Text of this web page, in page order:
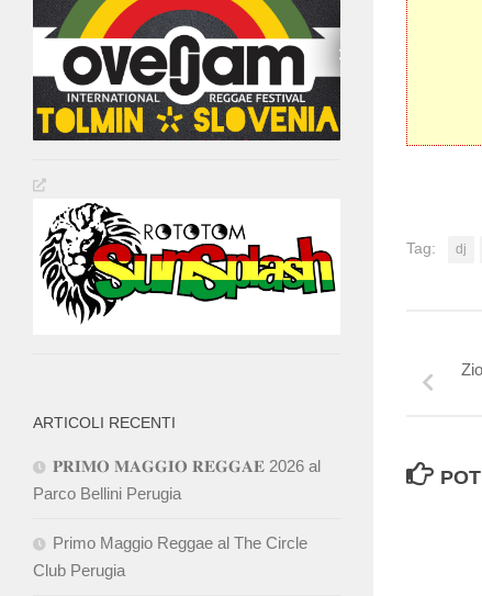
Tag: dj
ARTICOLI RECENTI
𝐏𝐑𝐈𝐌𝐎 𝐌𝐀𝐆𝐆𝐈𝐎 𝐑𝐄𝐆𝐆𝐀𝐄 2026 al
Parco Bellini Perugia
Primo Maggio Reggae al The Circle
Club Perugia